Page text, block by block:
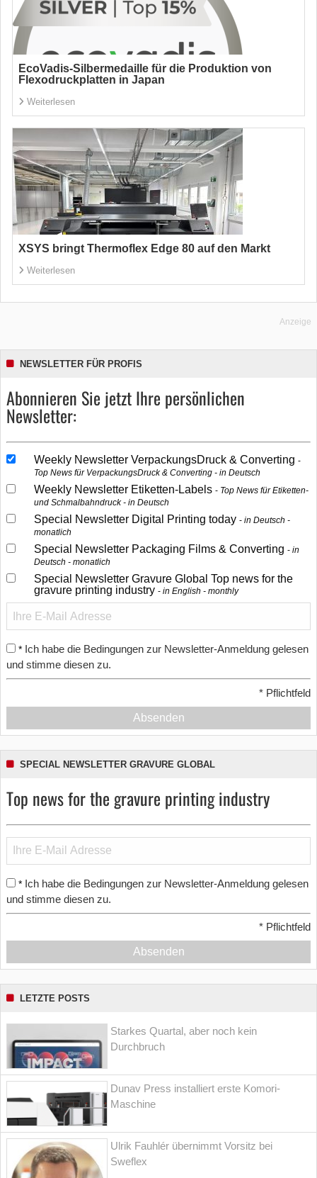
EcoVadis-Silbermedaille für die Produktion von
Flexodruckplatten in Japan
Weiterlesen
XSYS bringt Thermoflex Edge 80 auf den Markt
Weiterlesen
Anzeige
NEWSLETTER FÜR PROFIS
Abonnieren Sie jetzt Ihre persönlichen
Newsletter:
Weekly Newsletter VerpackungsDruck & Converting
Top News für VerpackungsDruck & Converting - in Deutsch
Weekly Newsletter Etiketten-Labels
Top News für Etiketten-
und Schmalbahndruck - in Deutsch
Special Newsletter Digital Printing today
in Deutsch -
monatlich
Special Newsletter Packaging Films & Converting
in
Deutsch - monatlich
Special Newsletter Gravure Global Top news for the
gravure printing industry
in English - monthly
* Ich habe die Bedingungen zur Newsletter-Anmeldung gelesen
und stimme diesen zu.
* Pflichtfeld
Absenden
SPECIAL NEWSLETTER GRAVURE GLOBAL
Top news for the gravure printing industry
* Ich habe die Bedingungen zur Newsletter-Anmeldung gelesen
und stimme diesen zu.
* Pflichtfeld
Absenden
LETZTE POSTS
Starkes Quartal, aber noch kein
Durchbruch
Dunav Press installiert erste Komori-
Maschine
Ulrik Fauhlér übernimmt Vorsitz bei
Sweflex